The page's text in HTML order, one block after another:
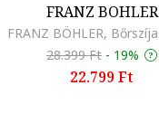
FRANZ BOHLER
28.399 Ft - 19%
22.799 Ft